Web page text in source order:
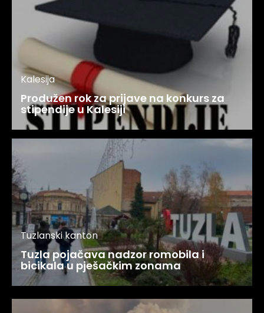
Kalesija
Produžen rok za prijave na konkurs za
stipendije u Kalesiji
Tuzlanski kanton
Tuzla pojačava nadzor romobila i
bicikala u pješačkim zonama